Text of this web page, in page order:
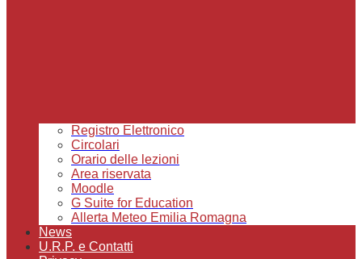
Registro Elettronico
Circolari
Orario delle lezioni
Area riservata
Moodle
G Suite for Education
Allerta Meteo Emilia Romagna
News
U.R.P. e Contatti